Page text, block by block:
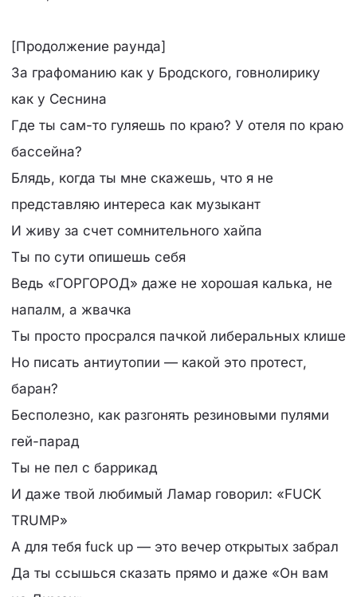
[Продолжение раунда]
За графоманию как у Бродского, говнолирику
как у Сеснина
Где ты сам-то гуляешь по краю? У отеля по краю
бассейна?
Блядь, когда ты мне скажешь, что я не
представляю интереса как музыкант
И живу за счет сомнительного хайпа
Ты по сути опишешь себя
Ведь «ГОРГОРОД» даже не хорошая калька, не
напалм, а жвачка
Ты просто просрался пачкой либеральных клише
Но писать антиутопии — какой это протест,
баран?
Бесполезно, как разгонять резиновыми пулями
гей-парад
Ты не пел с баррикад
И даже твой любимый Ламар говорил: «FUCK
TRUMP»
А для тебя fuck up — это вечер открытых забрал
Да ты ссышься сказать прямо и даже «Он вам